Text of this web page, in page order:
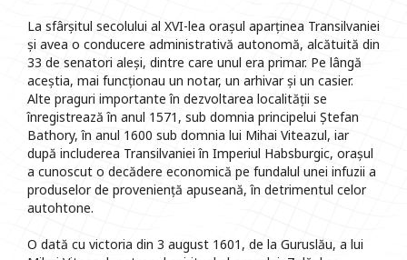
La sfârșitul secolului al XVI-lea orașul aparținea Transilvaniei
și avea o conducere administrativă autonomă, alcătuită din
33 de senatori aleși, dintre care unul era primar. Pe lângă
aceștia, mai funcționau un notar, un arhivar și un casier.
Alte praguri importante în dezvoltarea localității se
înregistrează în anul 1571, sub domnia principelui Ștefan
Bathory, în anul 1600 sub domnia lui Mihai Viteazul, iar
după includerea Transilvaniei în Imperiul Habsburgic, orașul
a cunoscut o decădere economică pe fundalul unei infuzii a
produselor de proveniență apuseană, în detrimentul celor
autohtone.
O dată cu victoria din 3 august 1601, de la Guruslău, a lui